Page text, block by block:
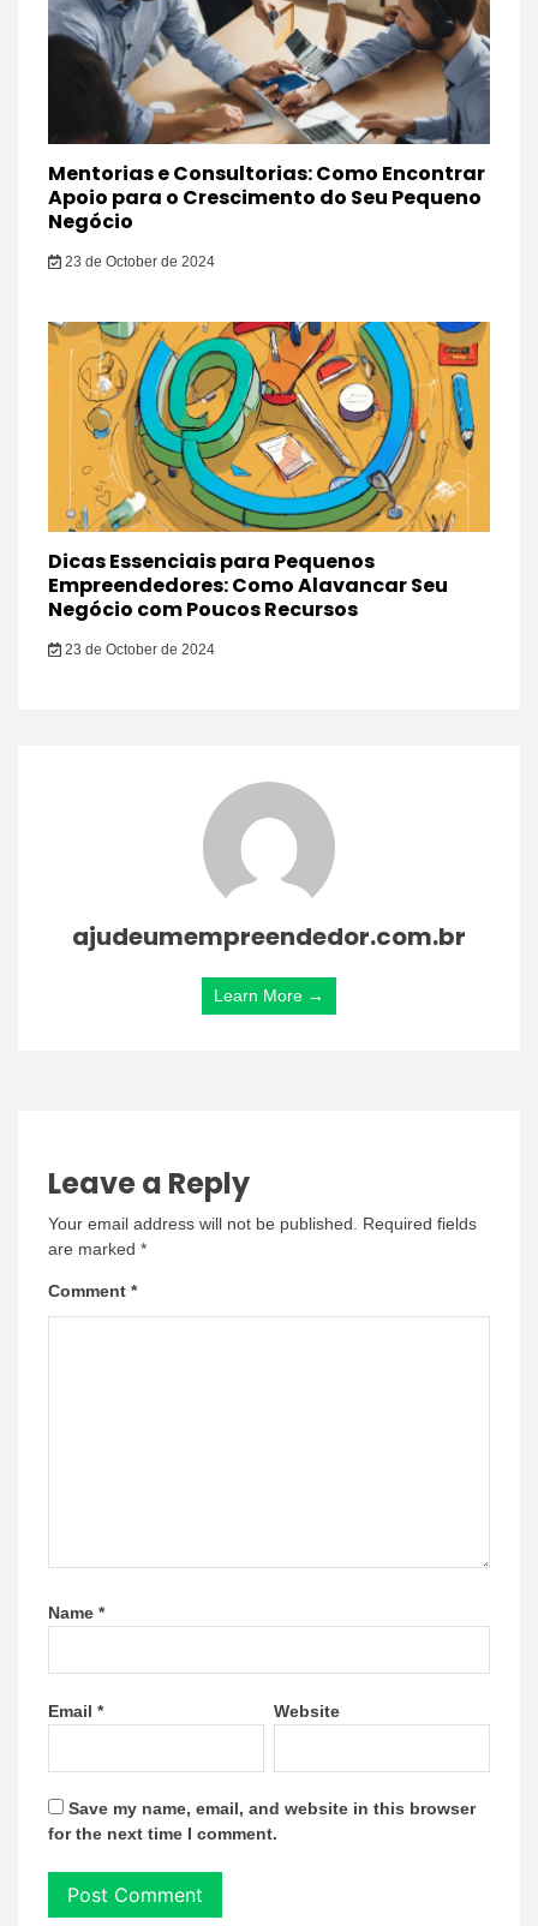
Mentorias e Consultorias: Como Encontrar
Apoio para o Crescimento do Seu Pequeno
Negócio
23 de October de 2024
Dicas Essenciais para Pequenos
Empreendedores: Como Alavancar Seu
Negócio com Poucos Recursos
23 de October de 2024
ajudeumempreendedor.com.br
Learn More →
Leave a Reply
Your email address will not be published. Required fields
are marked *
Comment *
Name *
Email * Website
Save my name, email, and website in this browser
for the next time I comment.